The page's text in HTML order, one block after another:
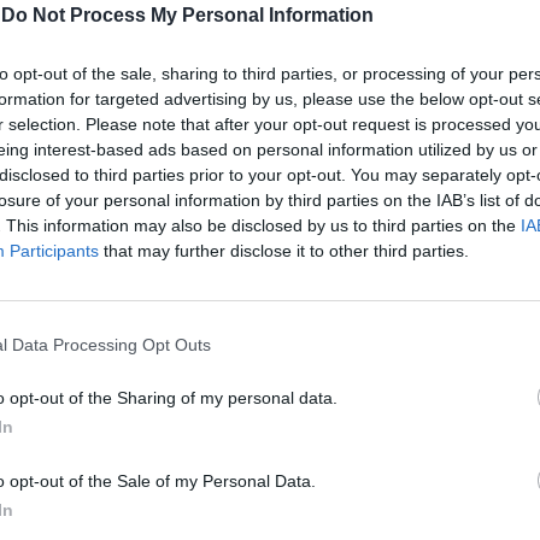
Do Not Process My Personal Information
opt-out of the sale, sharing to third parties, or processing of your
for targeted advertising by us, please use the below opt-out
selection. Please note that after your opt-out request is processed
interest-based ads based on personal information utilized by us
to third parties prior to your opt-out. You may separately
of your personal information by third parties on the IAB’s list of
This information may also be disclosed by us to third parties on the
Participants that may further disclose it to other third parties.
Data Processing Opt Outs
opt-out of the Sharing of my personal data.
opt-out of the Sale of my Personal Data.
di Del Core ed il muro di
Bosetti in posto quattro. Anche perché
una Flier superba (35 punti finali
Grothues in giornata di grazia
uno a zero, l'Italia è brava a non
le indicazioni di Barbolini, il
di intensità e la difesa legge meglio le
supportata dal lavoro del muro.
la parità, la Nazionale deve fronteggiare
devastante dell'Olanda. Ma le ragazze di
a prendersi il vantaggio sul filo di lana.
ci costano l'allungamento della
break Steelens e socie non mollano, ma
match il ct azzurro mostra una
«Era la partita spartiacque del
Rudy Giuliani a Come States?
americana